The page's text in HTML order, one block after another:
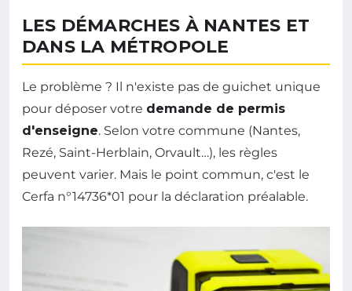
LES DÉMARCHES À NANTES ET
DANS LA MÉTROPOLE
Le problème ? Il n'existe pas de guichet unique
pour déposer votre demande de permis
d'enseigne. Selon votre commune (Nantes,
Rezé, Saint-Herblain, Orvault…), les règles
peuvent varier. Mais le point commun, c'est le
Cerfa n°14736*01 pour la déclaration préalable.